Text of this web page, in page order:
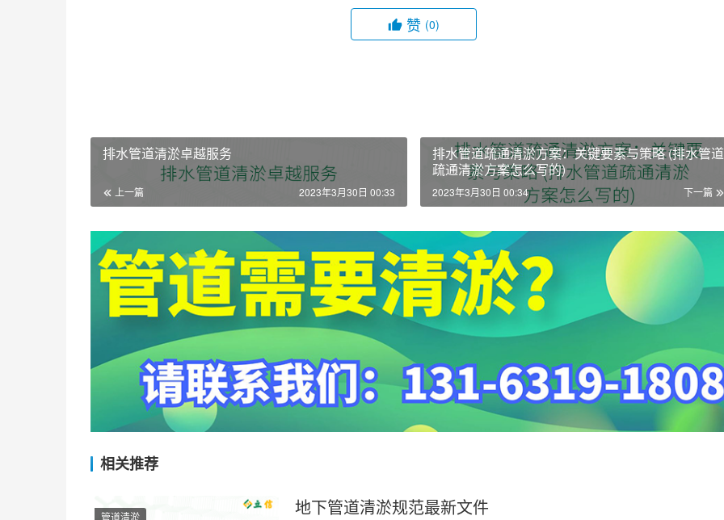
赞 (0)
排水管道清淤卓越服务
上一篇 2023年3月30日 00:33
排水管道疏通清淤方案：关键要素与策略 (排水管道
疏通清淤方案怎么写的)
下一篇
2023年3月30日 00:34
相关推荐
管道清淤 地下管道清淤规范最新文件